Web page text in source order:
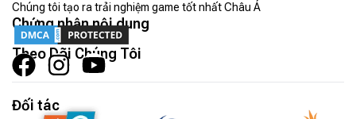
Chúng tôi tạo ra trải nghiệm game tốt nhất Châu Á
Chứng nhận nội dung
Theo Dõi Chúng Tôi
Đối tác